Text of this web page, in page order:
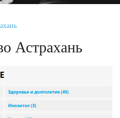
Астрахань